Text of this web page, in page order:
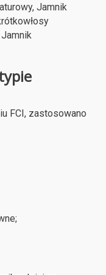
Jamnik
FCI, zastosowano